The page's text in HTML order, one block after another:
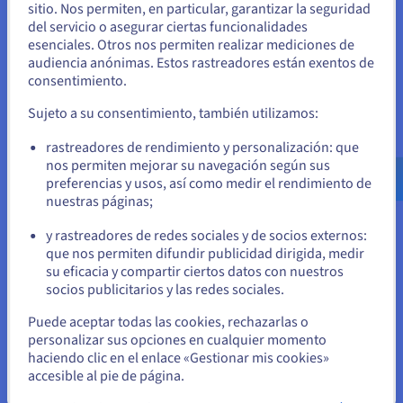
segmentación limita el "radio de onda expansiva" si una
parte de la red se ve comprometida.
Supervisión y registro
negociables para detectar amenazas e investigar
incidentes. Los clientes deben habilitar y analizar los
registros relevantes. La configuración de alertas
automatizadas para actividades sospechosas es
fundamental para una respuesta oportuna.
Consideraciones de seguridad
Las redes en la nube pueden mejorar significativamente la
Parece que está ubicado en Estados
Unidos
Si quiere hacer un pedido desde Estados Unidos, deberá buscar
el sitio web adecuado y crear una cuenta.
us.ovhcloud.com/
Inglés USD - $
Permanezca en el sitio web actual
sitio. Nos permiten, en particular, garantizar la seguridad
del servicio o asegurar ciertas funcionalidades
esenciales. Otros nos permiten realizar mediciones de
audiencia anónimas. Estos rastreadores están exentos de
consentimiento.
Sujeto a su consentimiento, también utilizamos:
rastreadores de rendimiento y personalización: que
nos permiten mejorar su navegación según sus
preferencias y usos, así como medir el rendimiento de
nuestras páginas;
y rastreadores de redes sociales y de socios externos:
que nos permiten difundir publicidad dirigida, medir
su eficacia y compartir ciertos datos con nuestros
socios publicitarios y las redes sociales.
Puede aceptar todas las cookies, rechazarlas o
personalizar sus opciones en cualquier momento
haciendo clic en el enlace «Gestionar mis cookies»
accesible al pie de página.